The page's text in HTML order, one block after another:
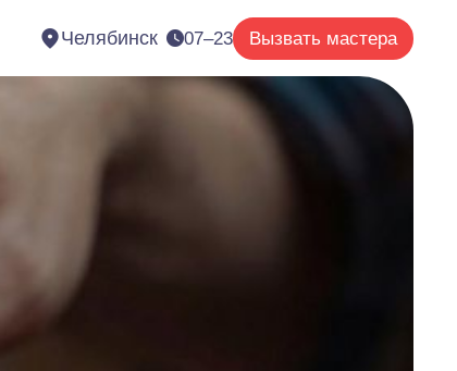
Челябинск 07–23 Вызвать мастера